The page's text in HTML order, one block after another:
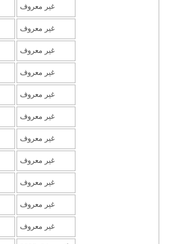
غير معروف
غير معروف
غير معروف
غير معروف
غير معروف
غير معروف
غير معروف
غير معروف
غير معروف
غير معروف
غير معروف